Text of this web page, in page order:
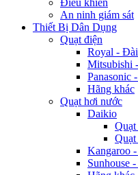
An ninh giám sát
Thiết Bị Dân Dụng
Quạt điện
Royal -
Mitsubishi
Panasonic
Hãng khác
Quạt hơi nước
Daikio
Kangaroo
Sunhouse